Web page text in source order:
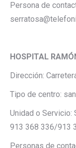
Persona de
HOSPITAL
Dirección:
Tipo de centro:
Unidad o Servicio:
913 368 336/913
Personas de